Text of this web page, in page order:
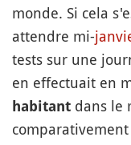
monde. Si cela
attendre mi-
tests sur une
en effectuait en
habitant dans le